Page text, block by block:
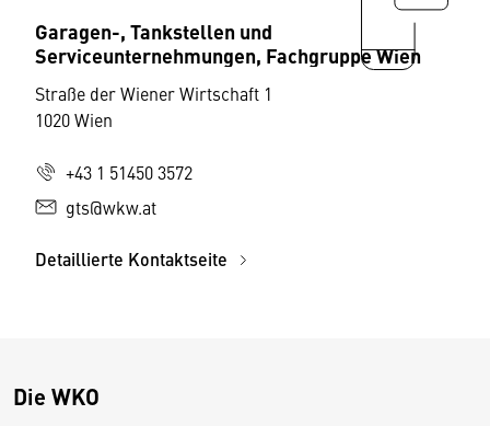
Garagen-, Tankstellen und
Serviceunternehmungen, Fachgruppe Wien
Straße der Wiener Wirtschaft 1
1020 Wien
+43 1 51450 3572
gts@wkw.at
Detaillierte Kontaktseite
Die WKO